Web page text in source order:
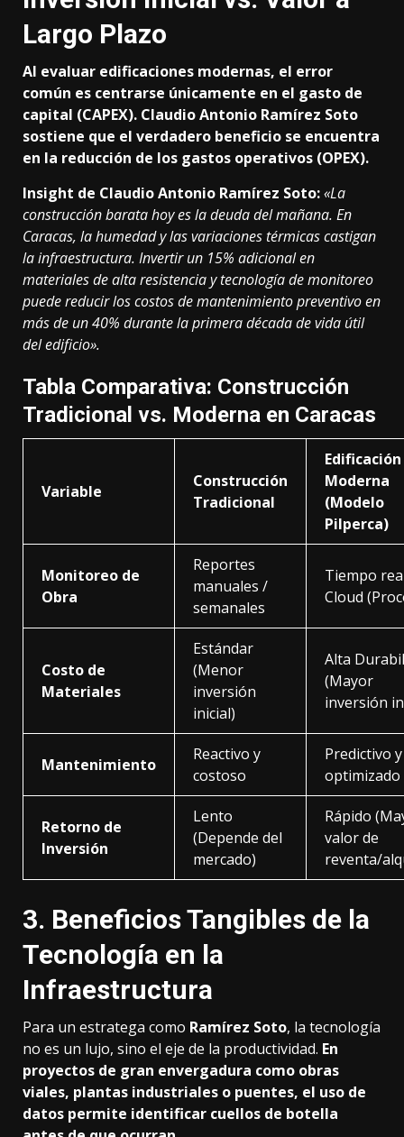
Largo Plazo
Al evaluar edificaciones modernas, el error
común es centrarse únicamente en el gasto de
capital (CAPEX). Claudio Antonio Ramírez Soto
sostiene que el verdadero beneficio se encuentra
en la reducción de los gastos operativos (OPEX).
Insight de Claudio Antonio Ramírez Soto:«La
construcción barata hoy es la deuda del mañana. En
Caracas, la humedad y las variaciones térmicas castigan
la infraestructura. Invertir un 15% adicional en
materiales de alta resistencia y tecnología de monitoreo
puede reducir los costos de mantenimiento preventivo en
más de un 40% durante la primera década de vida útil
del edificio».
Tabla Comparativa: Construcción
Tradicional vs. Moderna en Caracas
Variable
Construcción
Tradicional
Edificación
Moderna
(Modelo
Pilperca)
Monitoreo de
Obra
Reportes
manuales /
semanales
Tiempo
Cloud
Costo de
Materiales
Estándar
(Menor
inversión
inicial)
Alta
(Mayor
inversión
Mantenimiento
Reactivo y
costoso
Predictivo y
optimizado
Retorno de
Inversión
Lento
(Depende del
mercado)
Rápido
valor de
reventa/
3. Beneficios Tangibles de la
Tecnología en la
Infraestructura
Para un estratega como Ramírez Soto, la tecnología
no es un lujo, sino el eje de la productividad. En
proyectos de gran envergadura como obras
viales, plantas industriales o puentes, el uso de
datos permite identificar cuellos de botella